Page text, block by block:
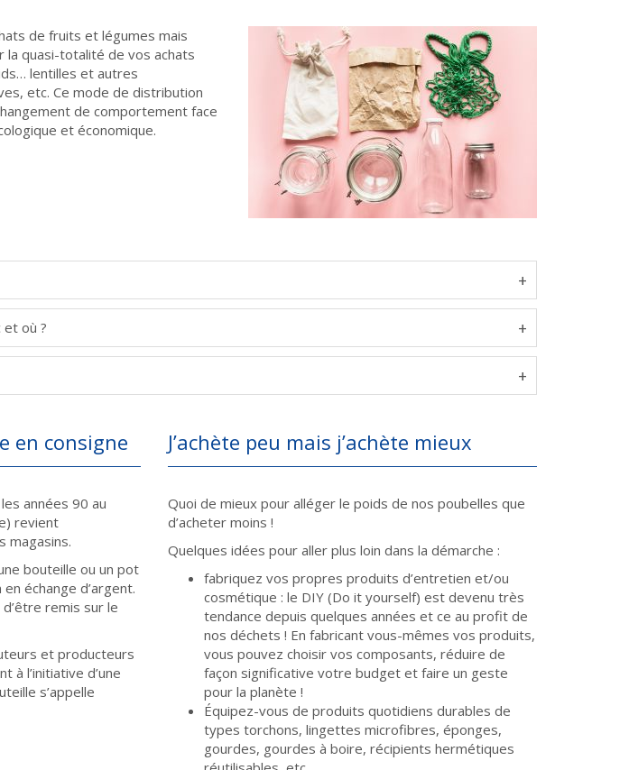
de fruits et légumes mais
la quasi-totalité de vos achats
lentilles et autres
etc. Ce mode de distribution
de comportement face
et économique.
et où ?
en consigne
années 90 au
revient
magasins.
bouteille ou un pot
échange d’argent.
remis sur le
et producteurs
à l’initiative d’une
s’appelle
J’achète peu mais j’achète mieux
Quoi de mieux pour alléger le poids de nos poubelles que
d’acheter moins !
Quelques idées pour aller plus loin dans la démarche :
fabriquez vos propres produits d’entretien et/ou
cosmétique : le DIY (Do it yourself) est devenu très
tendance depuis quelques années et ce au profit de
nos déchets ! En fabricant vous-mêmes vos produits,
vous pouvez choisir vos composants, réduire de
façon significative votre budget et faire un geste
pour la planète !
Équipez-vous de produits quotidiens durables de
types torchons, lingettes microfibres, éponges,
gourdes, gourdes à boire, récipients hermétiques